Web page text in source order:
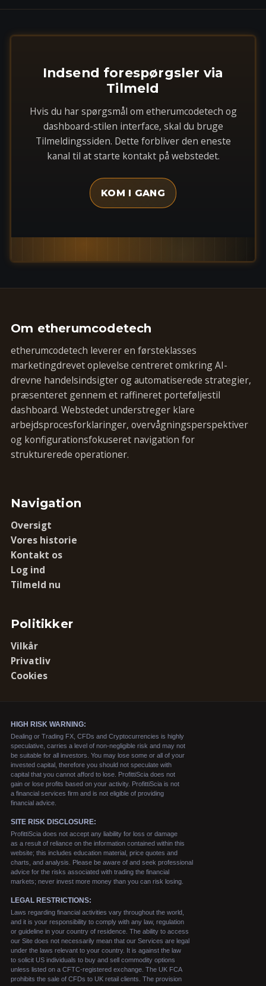
Indsend forespørgsler via
Tilmeld
Hvis du har spørgsmål om etherumcodetech og
dashboard-stilen interface, skal du bruge
Tilmeldingssiden. Dette forbliver den eneste
kanal til at starte kontakt på webstedet.
KOM I GANG
Om etherumcodetech
etherumcodetech leverer en førsteklasses
marketingdrevet oplevelse centreret omkring AI-
drevne handelsindsigter og automatiserede strategier,
præsenteret gennem et raffineret porteføljestil
dashboard. Webstedet understreger klare
arbejdsprocesforklaringer, overvågningsperspektiver
og konfigurationsfokuseret navigation for
strukturerede operationer.
Navigation
Oversigt
Vores historie
Kontakt os
Log ind
Tilmeld nu
Politikker
Vilkår
Privatliv
Cookies